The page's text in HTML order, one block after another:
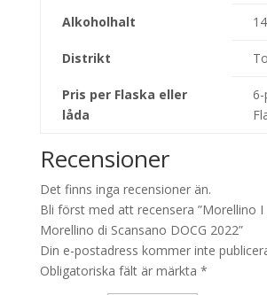
Alkoholhalt
Distrikt
Pris per Flaska eller
låda
6-
Recensioner
Det finns inga recensioner än.
Bli först med att recensera ”Morellino I
Morellino di Scansano DOCG 2022”
Din e-postadress kommer inte
Obligatoriska fält är märkta *